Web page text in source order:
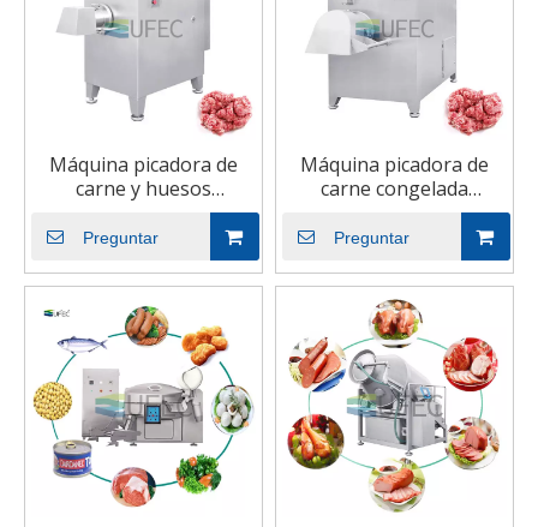
Máquina picadora de
carne y huesos
automática grande
Industrial de acero
inoxidable de fácil
operación
Preguntar
Máquina picadora de
carne congelada
Industrial grande de
acero
inoxidable/máquina
picadora de carne
Preguntar